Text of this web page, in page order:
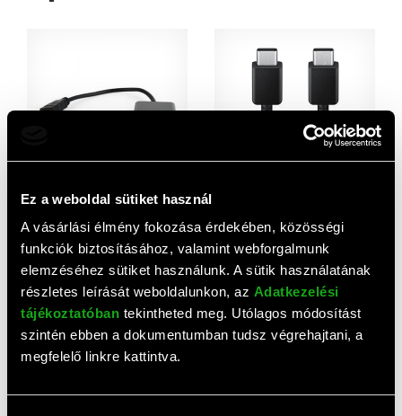
Ez a weboldal sütiket használ
A vásárlási élmény fokozása érdekében, közösségi
funkciók biztosításához, valamint webforgalmunk
elemzéséhez sütiket használunk. A sütik használatának
részletes leírását weboldalunkon, az Adatkezelési
tájékoztatóban tekintheted meg. Utólagos módosítást
szintén ebben a dokumentumban tudsz végrehajtani, a
megfelelő linkre kattintva.
Gembird adapter HDMI (M) >
VGA (F)
1 051 HUF
töltőkábel (C dugó / C dugó,
100 W, 1,8 m, fekete)
2 800 HUF